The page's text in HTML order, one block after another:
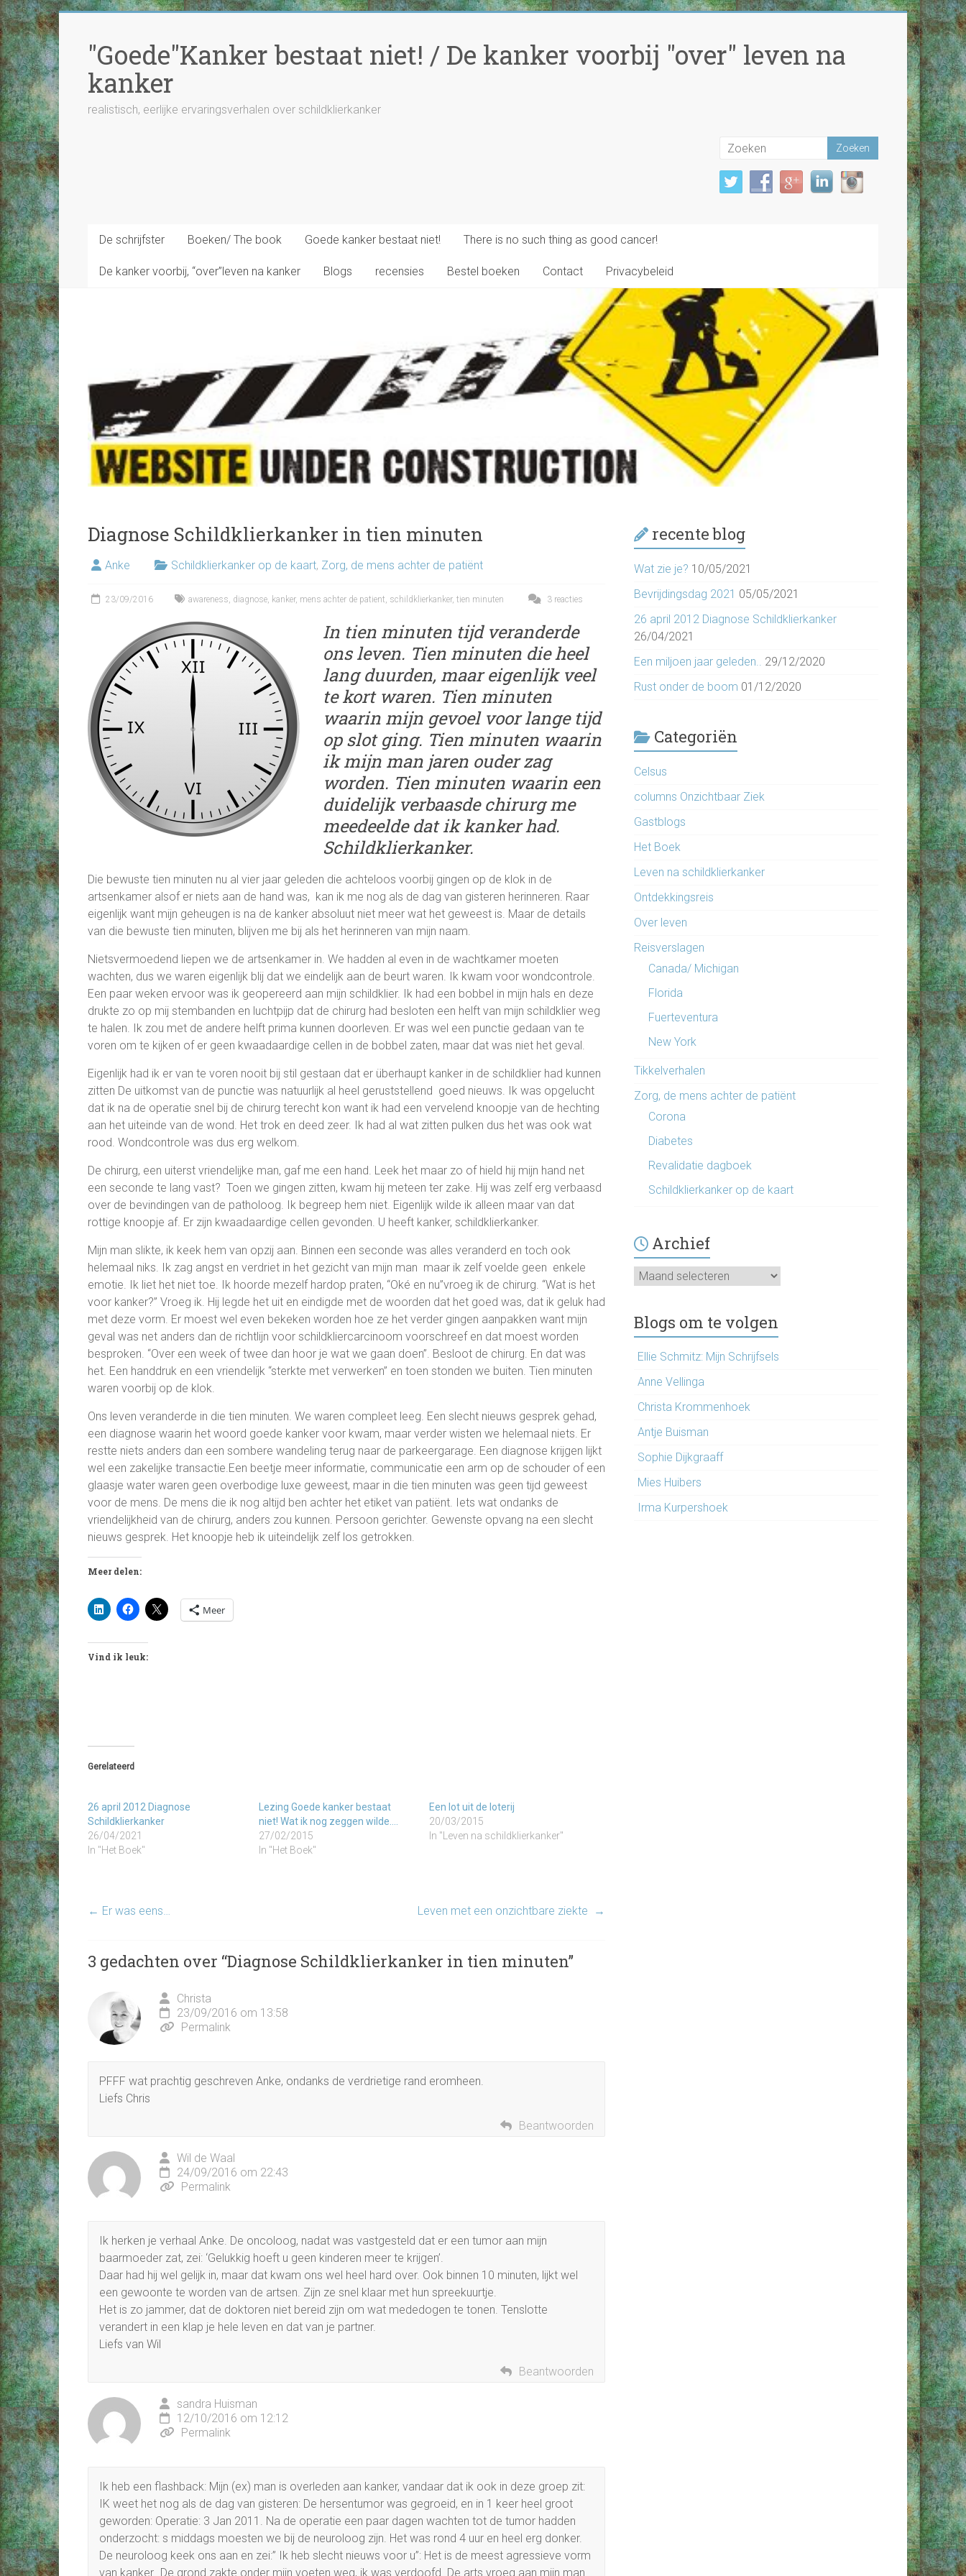
Ga
inhoud"Goede"Kanker bestaat niet! / De kanker voorbij "over" leven na
kanker
realistisch, eerlijke ervaringsverhalen over schildklierkanker
De schrijfster Boeken/ The book Goede kanker bestaat niet! There is no such thing as good cancer!
De kanker voorbij, “over”leven na kanker Blogs recensies Bestel boeken Contact Privacybeleid
Diagnose Schildklierkanker in tien minuten
Anke Schildklierkanker op de kaart, Zorg, de mens achter de patiënt
23/09/2016 awareness, diagnose, kanker, mens achter de patient, schildklierkanker, tien minuten 3 reacties
In tien minuten tijd veranderde
ons leven. Tien minuten die heel
lang duurden, maar eigenlijk veel
te kort waren. Tien minuten
waarin mijn gevoel voor lange tijd
op slot ging. Tien minuten waarin
ik mijn man jaren ouder zag
worden. Tien minuten waarin een
duidelijk verbaasde chirurg me
meedeelde dat ik kanker had.
Schildklierkanker.
Die bewuste tien minuten nu al vier jaar geleden die achteloos voorbij gingen op de klok in de
artsenkamer alsof er niets aan de hand was, kan ik me nog als de dag van gisteren herinneren. Raar
eigenlijk want mijn geheugen is na de kanker absoluut niet meer wat het geweest is. Maar de details
van die bewuste tien minuten, blijven me bij als het herinneren van mijn naam.
Nietsvermoedend liepen we de artsenkamer in. We hadden al even in de wachtkamer moeten
wachten, dus we waren eigenlijk blij dat we eindelijk aan de beurt waren. Ik kwam voor wondcontrole.
Een paar weken ervoor was ik geopereerd aan mijn schildklier. Ik had een bobbel in mijn hals en deze
drukte zo op mij stembanden en luchtpijp dat de chirurg had besloten een helft van mijn schildklier weg
te halen. Ik zou met de andere helft prima kunnen doorleven. Er was wel een punctie gedaan van te
voren om te kijken of er geen kwaadaardige cellen in de bobbel zaten, maar dat was niet het geval.
Eigenlijk had ik er van te voren nooit bij stil gestaan dat er überhaupt kanker in de schildklier had kunnen
zitten De uitkomst van de punctie was natuurlijk al heel geruststellend goed nieuws. Ik was opgelucht
dat ik na de operatie snel bij de chirurg terecht kon want ik had een vervelend knoopje van de hechting
aan het uiteinde van de wond. Het trok en deed zeer. Ik had al wat zitten pulken dus het was ook wat
rood. Wondcontrole was dus erg welkom.
De chirurg, een uiterst vriendelijke man, gaf me een hand. Leek het maar zo of hield hij mijn hand net
een seconde te lang vast? Toen we gingen zitten, kwam hij meteen ter zake. Hij was zelf erg verbaasd
over de bevindingen van de patholoog. Ik begreep hem niet. Eigenlijk wilde ik alleen maar van dat
rottige knoopje af. Er zijn kwaadaardige cellen gevonden. U heeft kanker, schildklierkanker.
Mijn man slikte, ik keek hem van opzij aan. Binnen een seconde was alles veranderd en toch ook
helemaal niks. Ik zag angst en verdriet in het gezicht van mijn man maar ik zelf voelde geen enkele
emotie. Ik liet het niet toe. Ik hoorde mezelf hardop praten, “Oké en nu”vroeg ik de chirurg. “Wat is het
voor kanker?” Vroeg ik. Hij legde het uit en eindigde met de woorden dat het goed was, dat ik geluk had
met deze vorm. Er moest wel even bekeken worden hoe ze het verder gingen aanpakken want mijn
geval was net anders dan de richtlijn voor schildkliercarcinoom voorschreef en dat moest worden
besproken. “Over een week of twee dan hoor je wat we gaan doen”. Besloot de chirurg. En dat was
het. Een handdruk en een vriendelijk “sterkte met verwerken” en toen stonden we buiten. Tien minuten
waren voorbij op de klok.
Ons leven veranderde in die tien minuten. We waren compleet leeg. Een slecht nieuws gesprek gehad,
een diagnose waarin het woord goede kanker voor kwam, maar verder wisten we helemaal niets. Er
restte niets anders dan een sombere wandeling terug naar de parkeergarage. Een diagnose krijgen lijkt
wel een zakelijke transactie.Een beetje meer informatie, communicatie een arm op de schouder of een
glaasje water waren geen overbodige luxe geweest, maar in die tien minuten was geen tijd geweest
voor de mens. De mens die ik nog altijd ben achter het etiket van patiënt. Iets wat ondanks de
vriendelijkheid van de chirurg, anders zou kunnen. Persoon gerichter. Gewenste opvang na een slecht
nieuws gesprek. Het knoopje heb ik uiteindelijk zelf los getrokken.
Meer delen:
Meer
Vind ik leuk:
Gerelateerd
26 april 2012 Diagnose
Schildklierkanker
26/04/2021
In "Het Boek"
Lezing Goede kanker bestaat
niet! Wat ik nog zeggen wilde….
27/02/2015
In "Het Boek"
Een lot uit de loterij
20/03/2015
In "Leven na schildklierkanker"
← Er was eens… Leven met een onzichtbare ziekte →
3 gedachten over “Diagnose Schildklierkanker in tien minuten”
Christa
23/09/2016 om 13:58
Permalink
PFFF wat prachtig geschreven Anke, ondanks de verdrietige rand eromheen.
Liefs Chris
Beantwoorden
Wil de Waal
24/09/2016 om 22:43
Permalink
Ik herken je verhaal Anke. De oncoloog, nadat was vastgesteld dat er een tumor aan mijn
baarmoeder zat, zei: ‘Gelukkig hoeft u geen kinderen meer te krijgen’.
Daar had hij wel gelijk in, maar dat kwam ons wel heel hard over. Ook binnen 10 minuten, lijkt wel
een gewoonte te worden van de artsen. Zijn ze snel klaar met hun spreekuurtje.
Het is zo jammer, dat de doktoren niet bereid zijn om wat mededogen te tonen. Tenslotte
verandert in een klap je hele leven en dat van je partner.
Liefs van Wil
Beantwoorden
sandra Huisman
12/10/2016 om 12:12
Permalink
Ik heb een flashback: Mijn (ex) man is overleden aan kanker, vandaar dat ik ook in deze groep zit:
IK weet het nog als de dag van gisteren: De hersentumor was gegroeid, en in 1 keer heel groot
geworden: Operatie: 3 Jan 2011. Na de operatie een paar dagen wachten tot de tumor hadden
onderzocht: s middags moesten we bij de neuroloog zijn. Het was rond 4 uur en heel erg donker.
De neuroloog keek ons aan en zei:” Ik heb slecht nieuws voor u”: Het is de meest agressieve vorm
van kanker…De grond zakte onder mijn voeten weg, ik was verdoofd. De arts vroeg aan mijn man
recente blog
Wat zie je? 10/05/2021
Bevrijdingsdag 2021 05/05/2021
26 april 2012 Diagnose Schildklierkanker
26/04/2021
Een miljoen jaar geleden.. 29/12/2020
Rust onder de boom 01/12/2020
Categoriën
Celsus
columns Onzichtbaar Ziek
Gastblogs
Het Boek
Leven na schildklierkanker
Ontdekkingsreis
Over leven
Reisverslagen
Canada/ Michigan
Florida
Fuerteventura
New York
Tikkelverhalen
Zorg, de mens achter de patiënt
Corona
Diabetes
Revalidatie dagboek
Schildklierkanker op de kaart
Archief
Archief
Blogs om te volgen
Ellie Schmitz: Mijn Schrijfsels
Anne Vellinga
Christa Krommenhoek
Antje Buisman
Sophie Dijkgraaff
Mies Huibers
Irma Kurpershoek